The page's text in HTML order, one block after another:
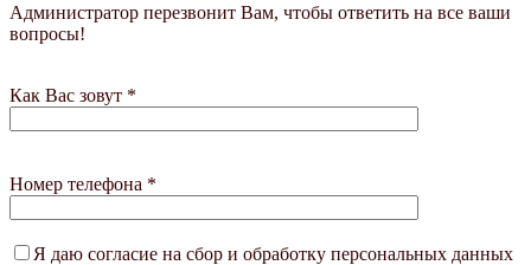
Администратор перезвонит Вам, чтобы ответить на все ваши
вопросы!
Как Вас зовут *
Номер телефона *
Я даю согласие на сбор и обработку персональных данных